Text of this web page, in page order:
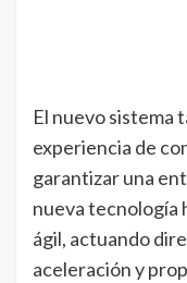
El nuevo sistema
experiencia de
garantizar una
nueva tecnología
ágil, actuando
aceleración y